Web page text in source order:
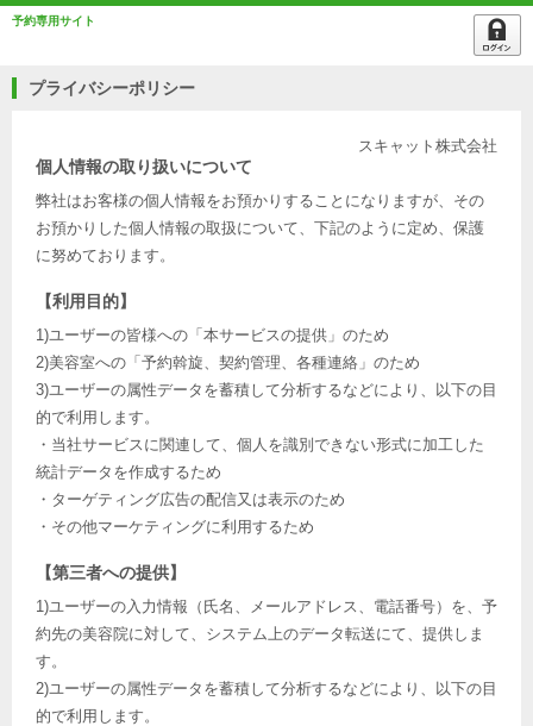
予約専用サイト
プライバシーポリシー
スキャット株式会社
個人情報の取り扱いについて
弊社はお客様の個人情報をお預かりすることになりますが、その
お預かりした個人情報の取扱について、下記のように定め、保護
に努めております。
【利用目的】
1)ユーザーの皆様への「本サービスの提供」のため
2)美容室への「予約斡旋、契約管理、各種連絡」のため
3)ユーザーの属性データを蓄積して分析するなどにより、以下の目
的で利用します。
・当社サービスに関連して、個人を識別できない形式に加工した
統計データを作成するため
・ターゲティング広告の配信又は表示のため
・その他マーケティングに利用するため
【第三者への提供】
1)ユーザーの入力情報（氏名、メールアドレス、電話番号）を、予
約先の美容院に対して、システム上のデータ転送にて、提供しま
す。
2)ユーザーの属性データを蓄積して分析するなどにより、以下の目
的で利用します。